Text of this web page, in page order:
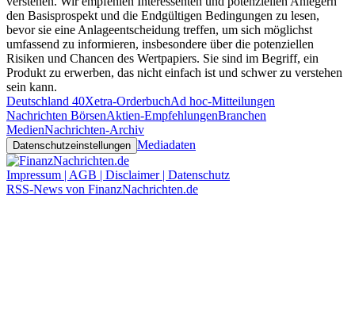
den Basisprospekt und die Endgültigen Bedingungen zu lesen,
bevor sie eine Anlageentscheidung treffen, um sich möglichst
umfassend zu informieren, insbesondere über die potenziellen
Risiken und Chancen des Wertpapiers. Sie sind im Begriff, ein
Produkt zu erwerben, das nicht einfach ist und schwer zu verstehen
sein kann.
Deutschland 40Xetra-OrderbuchAd hoc-Mitteilungen
Nachrichten BörsenAktien-EmpfehlungenBranchen
MedienNachrichten-Archiv
Datenschutzeinstellungen Mediadaten
Impressum | AGB | Disclaimer | Datenschutz
RSS-News von FinanzNachrichten.de